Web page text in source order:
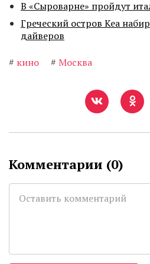
В «Сыроварне» пройдут
Греческий остров Кеа
дайверов
# кино # Москва
Комментарии (0)